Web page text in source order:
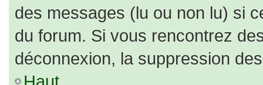
des messages (lu ou non lu) si
du forum. Si vous rencontrez
déconnexion, la suppression